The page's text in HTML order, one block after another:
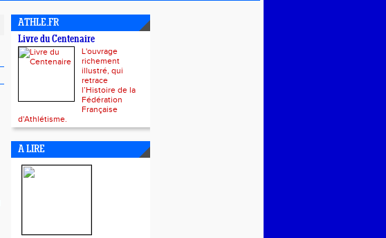
ATHLE.FR
Livre du Centenaire
L'ouvrage
richement
illustré, qui
retrace
l’Histoire de la
Fédération
Française
d'Athlétisme.
A LIRE